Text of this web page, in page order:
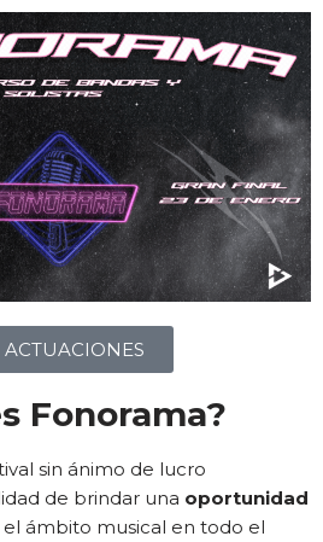
ACTUACIONES
Fonorama?
sin ánimo de lucro
de brindar una oportunidad
el ámbito musical en todo el